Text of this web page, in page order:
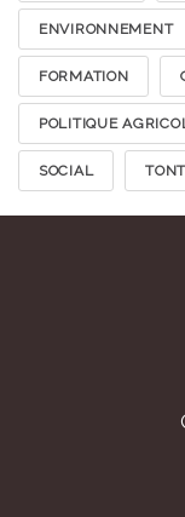
ENVIRONNEMENT
FORMATION
POLITIQUE
SOCIAL